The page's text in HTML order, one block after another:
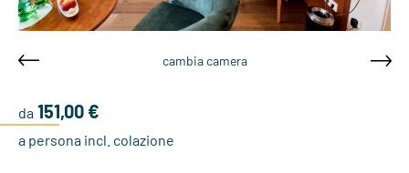
cambia camera
da 151,00 €
a persona incl. colazione